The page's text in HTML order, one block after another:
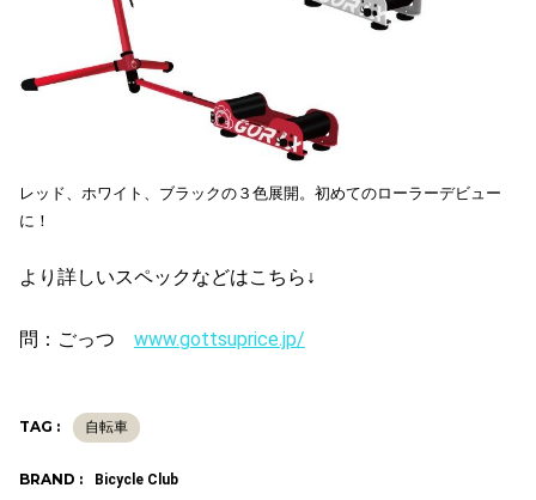
レッド、ホワイト、ブラックの３色展開。初めてのローラーデビュー
に！
より詳しいスペックなどはこちら↓
問：ごっつ www.gottsuprice.jp/
TAG : 自転車
BRAND : Bicycle Club